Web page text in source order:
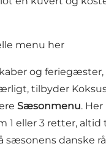
menu her
og
tilbyder
Sæsonmenu.
1 eller 3 retter, altid
sæsonens danske